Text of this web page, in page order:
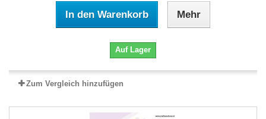
In den Warenkorb Mehr
Auf Lager
Zum Vergleich hinzufügen